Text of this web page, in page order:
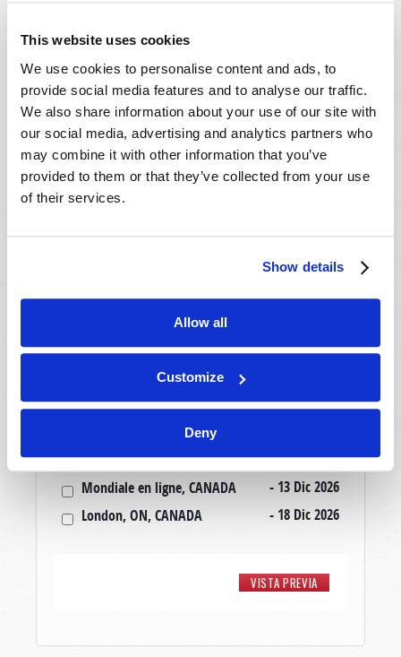
This website uses cookies
We use cookies to personalise content and ads, to
provide social media features and to analyse our traffic.
We also share information about your use of our site with
our social media, advertising and analytics partners who
may combine it with other information that you’ve
provided to them or that they’ve collected from your use
of their services.
Show details
Allow all
Customize
Deny
Mondiale en ligne, CANADA
Mondiale en ligne, CANADA
- 06 Sep 2026
London, ON, CANADA
- 18 Sep 2026
Mondiale en ligne, CANADA
- 09 Oct 2026
Calgary, AB, CANADA
- 10 Oct 2026
Cape Town, WC, SOUTH AFRICA - 10 Oct 2026
London, ON, CANADA
- 16 Oct 2026
- 23 Oct 2026
Amherst, NS, CANADA
Kitchener, ON, CANADA
- 06 Nov 2026
Mondiale en ligne, CANADA
London, ON, CANADA
- 20 Nov 2026
Mondiale en ligne, CANADA
Mondiale en ligne, CANADA
- 11 Dic 2026
Mondiale en ligne, CANADA
- 13 Dic 2026
London, ON, CANADA
- 18 Dic 2026